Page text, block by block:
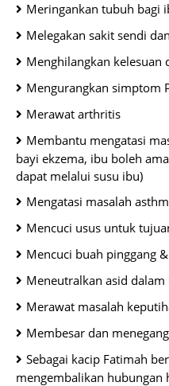
Meringankan tubuh bagi
Melegakan sakit sendi dan
Menghilangkan kelesuan
Mengurangkan simptom
Merawat arthritis
Membantu mengatasi
bayi ekzema, ibu boleh
dapat melalui susu ibu)
Mengatasi masalah
Mencuci usus untuk
Mencuci buah pinggang
Meneutralkan asid dalam
Merawat masalah
Membesar dan
Sebagai kacip Fatimah
mengembalikan hubungan